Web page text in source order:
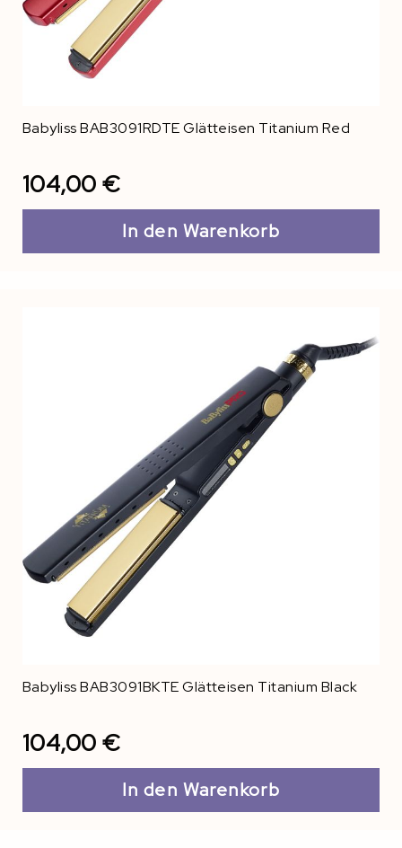
Babyliss BAB3091RDTE Glätteisen Titanium Red
104,00 €
In den Warenkorb
Babyliss BAB3091BKTE Glätteisen Titanium Black
104,00 €
In den Warenkorb